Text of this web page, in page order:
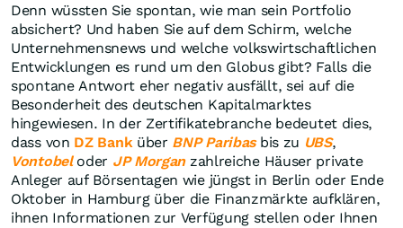
Denn wüssten Sie spontan, wie man sein Portfolio
absichert? Und haben Sie auf dem Schirm, welche
Unternehmensnews und welche volkswirtschaftlichen
Entwicklungen es rund um den Globus gibt? Falls die
spontane Antwort eher negativ ausfällt, sei auf die
Besonderheit des deutschen Kapitalmarktes
hingewiesen. In der Zertifikatebranche bedeutet dies,
dass von DZ Bank über BNP Paribasbis zu UBS,
Vontobeloder JP Morganzahlreiche Häuser private
Anleger auf Börsentagen wie jüngst in Berlin oder Ende
Oktober in Hamburg über die Finanzmärkte aufklären,
ihnen Informationen zur Verfügung stellen oder Ihnen